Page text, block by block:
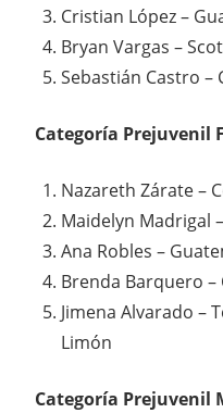
Cristian López –
Bryan Vargas –
Sebastián Castro –
Categoría Prejuvenil
Nazareth Zárate –
Maidelyn Madrigal
Ana Robles –
Brenda Barquero –
Jimena Alvarado –
Limón
Categoría Prejuvenil